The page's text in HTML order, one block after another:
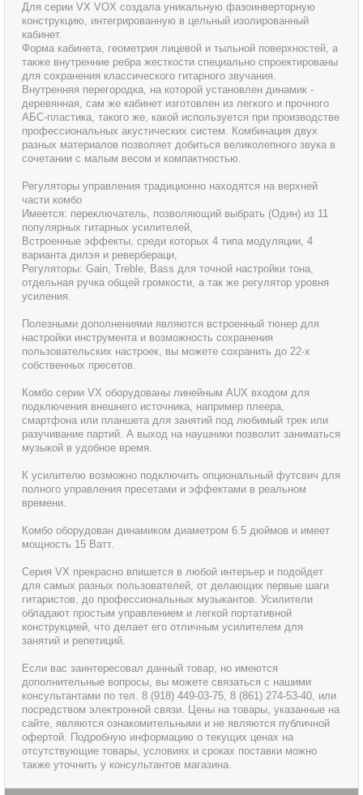
Для серии VX VOX создала уникальную фазоинверторную
конструкцию, интегрированную в цельный изолированный
кабинет.
Форма кабинета, геометрия лицевой и тыльной поверхностей, а
также внутренние ребра жесткости специально спроектированы
для сохранения классического гитарного звучания.
Внутренняя перегородка, на которой установлен динамик -
деревянная, сам же кабинет изготовлен из легкого и прочного
АБС-пластика, такого же, какой используется при производстве
профессиональных акустических систем. Комбинация двух
разных материалов позволяет добиться великолепного звука в
сочетании с малым весом и компактностью.
Регуляторы управления традиционно находятся на верхней
части комбо
Имеется: переключатель, позволяющий выбрать (Один) из 11
популярных гитарных усилителей,
Встроенные эффекты, среди которых 4 типа модуляции, 4
варианта дилэя и ревербераци,
Регуляторы: Gain, Treble, Bass для точной настройки тона,
отдельная ручка общей громкости, а так же регулятор уровня
усиления.
Полезными дополнениями являются встроенный тюнер для
настройки инструмента и возможность сохранения
пользовательских настроек, вы можете сохранить до 22-х
собственных пресетов.
Комбо серии VX оборудованы линейным AUX входом для
подключения внешнего источника, например плеера,
смартфона или планшета для занятий под любимый трек или
разучивание партий. А выход на наушники позволит заниматься
музыкой в удобное время.
К усилителю возможно подключить опциональный футсвич для
полного управления пресетами и эффектами в реальном
времени.
Комбо оборудован динамиком диаметром 6.5 дюймов и имеет
мощность 15 Ватт.
Серия VX прекрасно впишется в любой интерьер и подойдет
для самых разных пользователей, от делающих первые шаги
гитаристов, до профессиональных музыкантов. Усилители
обладают простым управлением и легкой портативной
конструкцией, что делает его отличным усилителем для
занятий и репетиций.
Если вас заинтересовал данный товар, но имеются
дополнительные вопросы, вы можете связаться с нашими
консультантами по тел. 8 (918) 449-03-75, 8 (861) 274-53-40, или
посредством электронной связи. Цены на товары, указанные на
сайте, являются ознакомительными и не являются публичной
офертой. Подробную информацию о текущих ценах на
отсутствующие товары, условиях и сроках поставки можно
также уточнить у консультантов магазина.